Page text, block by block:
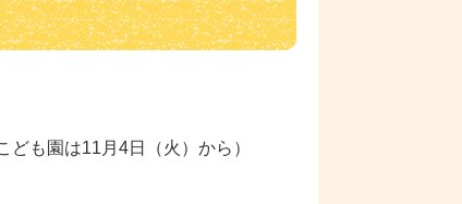
も園は11月4日（火）から）